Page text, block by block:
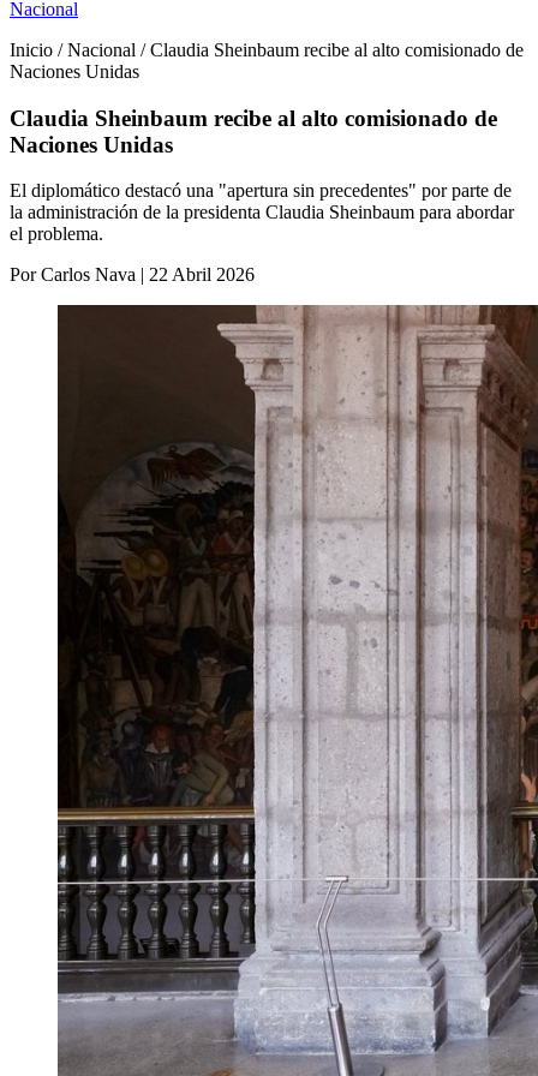
Nacional
Inicio / Nacional / Claudia Sheinbaum recibe al alto comisionado de
Naciones Unidas
Claudia Sheinbaum recibe al alto comisionado de
Naciones Unidas
El diplomático destacó una "apertura sin precedentes" por parte de
la administración de la presidenta Claudia Sheinbaum para abordar
el problema.
Por Carlos Nava | 22 Abril 2026